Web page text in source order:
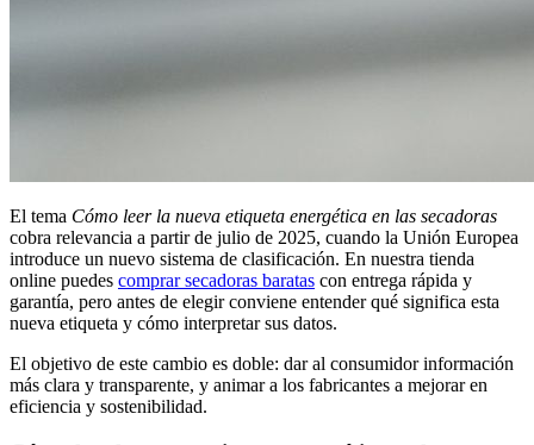
El tema Cómo leer la nueva etiqueta energética en las secadoras
cobra relevancia a partir de julio de 2025, cuando la Unión Europea
introduce un nuevo sistema de clasificación. En nuestra tienda
online puedes comprar secadoras baratas con entrega rápida y
garantía, pero antes de elegir conviene entender qué significa esta
nueva etiqueta y cómo interpretar sus datos.
El objetivo de este cambio es doble: dar al consumidor información
más clara y transparente, y animar a los fabricantes a mejorar en
eficiencia y sostenibilidad.